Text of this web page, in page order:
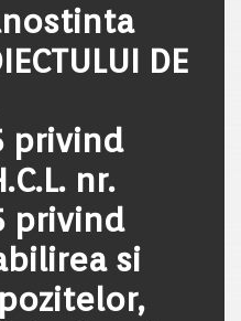
DE
privind
nr.
privind
si